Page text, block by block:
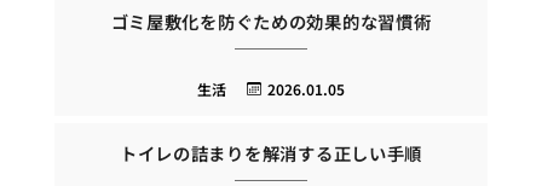
ゴミ屋敷化を防ぐための効果的な習慣術
2026.01.05
生活
トイレの詰まりを解消する正しい手順